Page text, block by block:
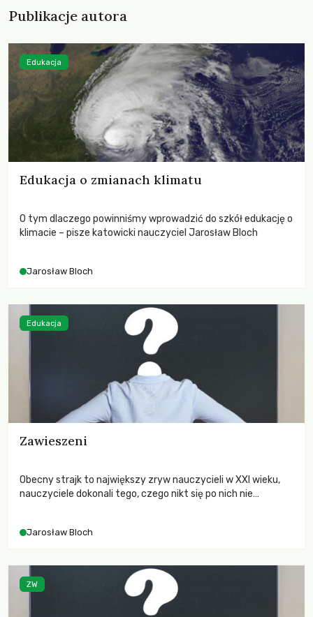
Publikacje autora
Edukacja o zmianach klimatu
O tym dlaczego powinniśmy wprowadzić do szkół edukację o
klimacie – pisze katowicki nauczyciel Jarosław Bloch
Jarosław Bloch
Edukacja
Zawieszeni
Obecny strajk to największy zryw nauczycieli w XXI wieku,
nauczyciele dokonali tego, czego nikt się po nich nie
Jarosław Bloch
Edukacja
ZW